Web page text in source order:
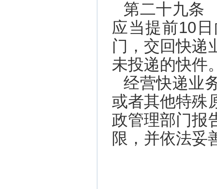
第二十九条
应当提前10
门，交回快递
未投递的快件
经营快递业
或者其他特殊
政管理部门报
限，并依法妥